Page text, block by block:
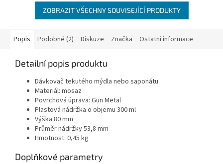
ZOBRAZIT VŠECHNY SOUVISEJÍCÍ PRODUKTY
Popis Podobné (2) Diskuze Značka Ostatní informace
Detailní popis produktu
Dávkovač tekutého mýdla nebo saponátu
Materiál: mosaz
Povrchová úprava: Gun Metal
Plastová nádržka o objemu 300 ml
Výška 80 mm
Průměr nádržky 53,8 mm
Hmotnost: 0,45 kg
Doplňkové parametry